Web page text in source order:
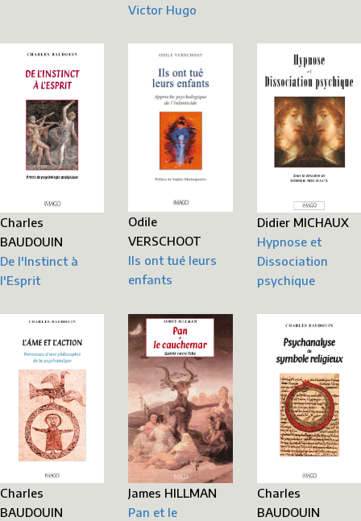
Victor Hugo
Charles
BAUDOUIN
De l'Instinct à
l'Esprit
Odile
VERSCHOOT
Ils ont tué leurs
enfants
Didier MICHAUX
Hypnose et
Dissociation
psychique
Charles
BAUDOUIN
James HILLMAN
Pan et le
Charles
BAUDOUIN